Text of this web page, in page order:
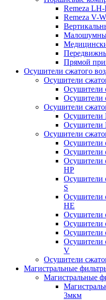
Remeza
Remeza V-W
Прямой
Осушители сжатого
Осушители
Осушители
Осушители
Осушители
Осушители
Осушители
Осушители
Осушители
Осушители
Осушители
HP
Осушители
S
Осушители
HE
Осушители
Осушители
Осушители
Осушители
V
Осушители
Магистральные
Магистральные
3мкм